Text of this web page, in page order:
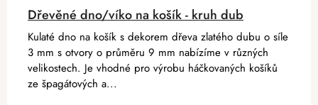
Dřevěné dno/víko na košík - kruh dub
Kulaté dno na košík s dekorem dřeva zlatého dubu o síle
3 mm s otvory o průměru 9 mm nabízíme v různých
velikostech. Je vhodné pro výrobu háčkovaných košíků
ze špagátových a...